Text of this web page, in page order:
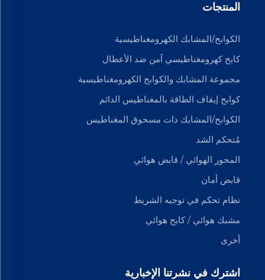
المنتجات
الكوابح/المشابك الكهرومغناطيسية
كابح كهرومغناطيسي آمن ضد الأعطال
مجموعة المشابك والكوابح الكهرومغناطيسية
كوابح إيقاف الطاقة بالمغناطيس الدائم
الكوابح/المشابك ذات مسحوق المغناطيس
مُتحكم الشد
المحور الهوائي / قابض هوائي
قابض أمان
نظام تحكم في توجيه الشريط
مشبك هوائي / كابح هوائي
أخرى
اشترك في نشرتنا الإخبارية